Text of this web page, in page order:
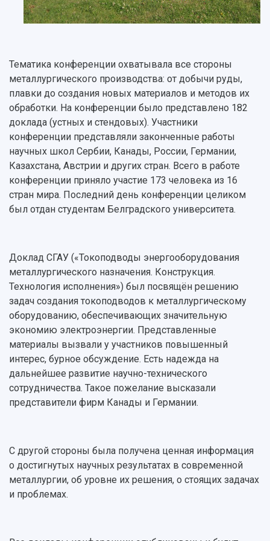
Тематика конференции охватывала все стороны
металлургического производства: от добычи руды,
плавки до создания новых материалов и методов их
обработки. На конференции было представлено 182
доклада (устных и стендовых). Участники
конференции представляли законченные работы
научных школ Сербии, Канады, России, Германии,
Казахстана, Австрии и других стран. Всего в работе
конференции приняло участие 173 человека из 16
стран мира. Последний день конференции целиком
был отдан студентам Белградского университета.
Доклад СГАУ («Токоподводы энергооборудования
металлургического назначения. Конструкция.
Технология исполнения») был посвящён решению
задач создания токоподводов к металлургическому
оборудованию, обеспечивающих значительную
экономию электроэнергии. Представленные
материалы вызвали у участников повышенный
интерес, бурное обсуждение. Есть надежда на
дальнейшее развитие научно-технического
сотрудничества. Такое пожелание высказали
представители фирм Канады и Германии.
С другой стороны была получена ценная информация
о достигнутых научных результатах в современной
металлургии, об уровне их решения, о стоящих задачах
и проблемах.